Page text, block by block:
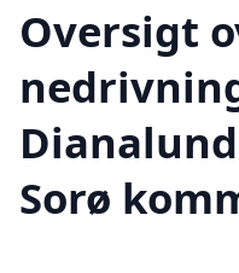
Oversigt
Sorø